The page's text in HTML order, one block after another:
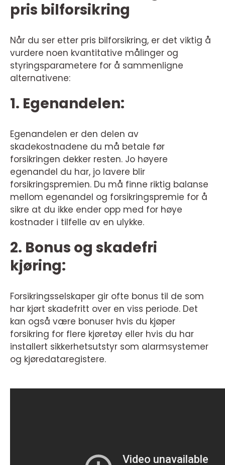
pris bilforsikring
Når du ser etter pris bilforsikring, er det viktig å
vurdere noen kvantitative målinger og
styringsparametere for å sammenligne
alternativene:
1. Egenandelen:
Egenandelen er den delen av
skadekostnadene du må betale før
forsikringen dekker resten. Jo høyere
egenandel du har, jo lavere blir
forsikringspremien. Du må finne riktig balanse
mellom egenandel og forsikringspremie for å
sikre at du ikke ender opp med for høye
kostnader i tilfelle av en ulykke.
2. Bonus og skadefri
kjøring:
Forsikringsselskaper gir ofte bonus til de som
har kjørt skadefritt over en viss periode. Det
kan også være bonuser hvis du kjøper
forsikring for flere kjøretøy eller hvis du har
installert sikkerhetsutstyr som alarmsystemer
og kjøredataregistere.